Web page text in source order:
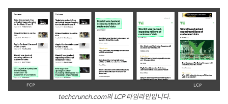
techcrunch.com의 LCP 타임라인입니다.